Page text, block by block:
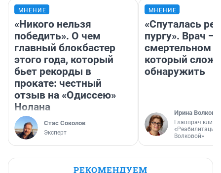
МНЕНИЕ
«Никого нельзя
победить». О чем
главный блокбастер
этого года, который
бьет рекорды в
прокате: честный
отзыв на «Одиссею»
Нолана
Стас Соколов
Эксперт
МНЕНИЕ
«Спуталась
пургу». Врач —
смертельном
который
обнаружить
Ирина Волкова
Главврач
«Реабилитация
Волковой»
РЕКОМЕНДУЕМ